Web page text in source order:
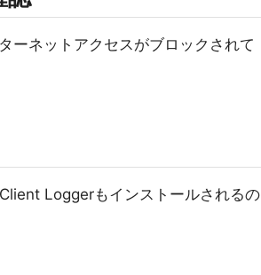
ネットアクセスがブロックされて
Loggerもインストールされるの